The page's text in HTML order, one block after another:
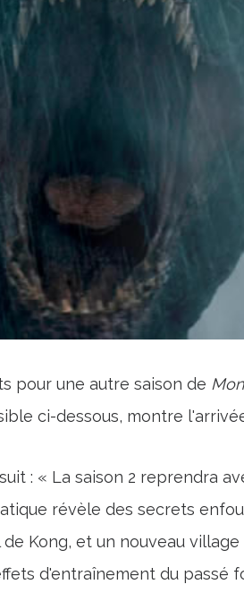
pour une autre saison de
ci-dessous, montre
: « La saison 2 reprendra
révèle des secrets
Kong, et un nouveau
d'entraînement du passé